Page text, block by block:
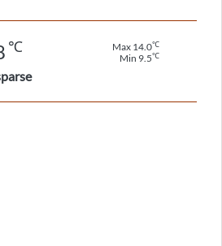
℃ Max 14.0℃
Min 9.5℃